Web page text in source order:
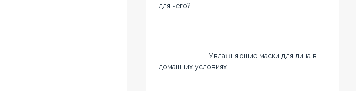
для чего?
Увлажняющие маски для лица в
домашних условиях